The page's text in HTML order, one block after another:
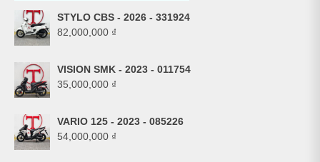
STYLO CBS - 2026 - 331924
82,000,000 ₫
VISION SMK - 2023 - 011754
35,000,000 ₫
VARIO 125 - 2023 - 085226
54,000,000 ₫